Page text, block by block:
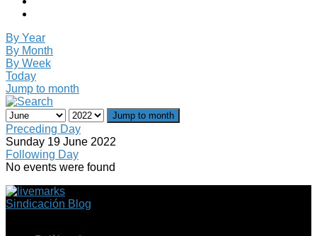
By Year
By Month
By Week
Today
Jump to month
Jump to month
Preceding Day
Sunday 19 June 2022
Following Day
No events were found
Sindicación Blog